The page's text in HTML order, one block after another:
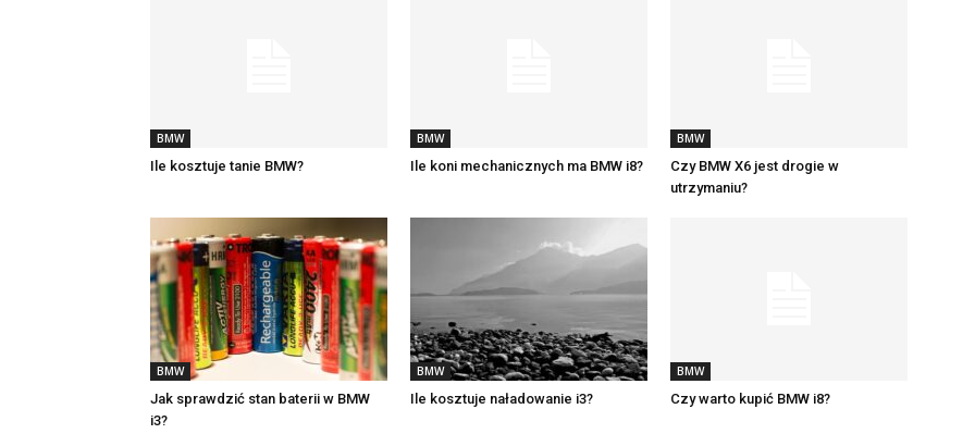
BMW
Ile kosztuje tanie BMW?
BMW
Ile koni mechanicznych ma BMW i8?
BMW
Czy BMW X6 jest drogie w
utrzymaniu?
BMW
Jak sprawdzić stan baterii w BMW
i3?
BMW
Ile kosztuje naładowanie i3?
BMW
Czy warto kupić BMW i8?